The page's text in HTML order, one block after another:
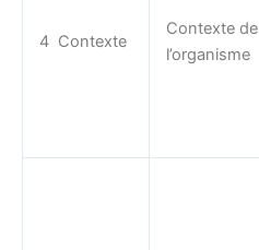
4 Contexte
Contexte de
l’organisme